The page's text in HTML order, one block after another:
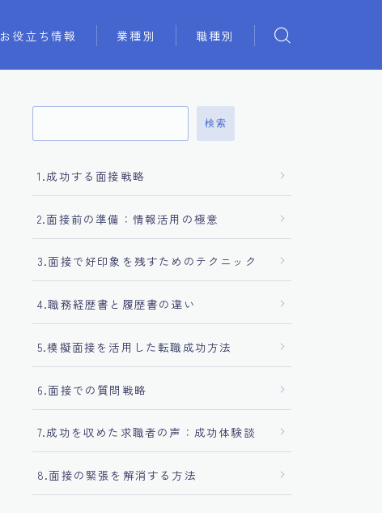
お役立ち情報 業種別 職種別
検索
1.成功する面接戦略
2.面接前の準備：情報活用の極意
3.面接で好印象を残すためのテクニック
4.職務経歴書と履歴書の違い
5.模擬面接を活用した転職成功方法
6.面接での質問戦略
7.成功を収めた求職者の声：成功体験談
8.面接の緊張を解消する方法